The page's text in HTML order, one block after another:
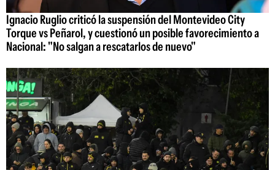
Ignacio Ruglio criticó la suspensión del Montevideo City
Torque vs Peñarol, y cuestionó un posible favorecimiento a
Nacional: "No salgan a rescatarlos de nuevo"